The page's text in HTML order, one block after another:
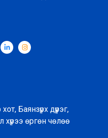
Баянзүрх дүүрэг,
хүрээ өргөн чөлөө